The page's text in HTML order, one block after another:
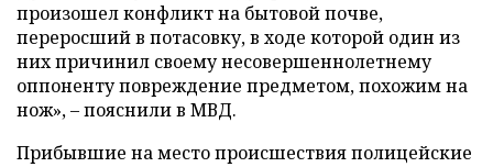
произошел конфликт на бытовой почве,
переросший в потасовку, в ходе которой один из
них причинил своему несовершеннолетнему
оппоненту повреждение предметом, похожим на
нож», – пояснили в МВД.
Прибывшие на место происшествия полицейские